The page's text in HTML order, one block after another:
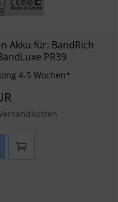
Akku für: BandRich
PR39
4-5 Wochen*